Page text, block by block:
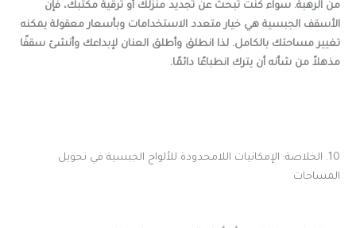
من الرهبة. سواء كنت تبحث عن تجديد منزلك أو ترقية مكتبك، فإن
الأسقف الجبسية هي خيار متعدد الاستخدامات وبأسعار معقولة يمكنه
تغيير مساحتك بالكامل. لذا انطلق وأطلق العنان لإبداعك وأنشئ سقفًا
مذهلاً من شأنه أن يترك انطباعًا دائمًا.
10. الخلاصة: الإمكانيات اللامحدودة للألواح الجبسية في تحويل
المساحات